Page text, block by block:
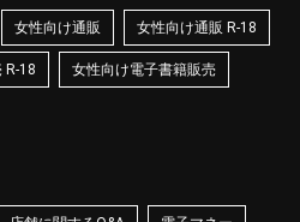
女性向け通販 女性向け通販 R-18
R-18 女性向け電子書籍販売